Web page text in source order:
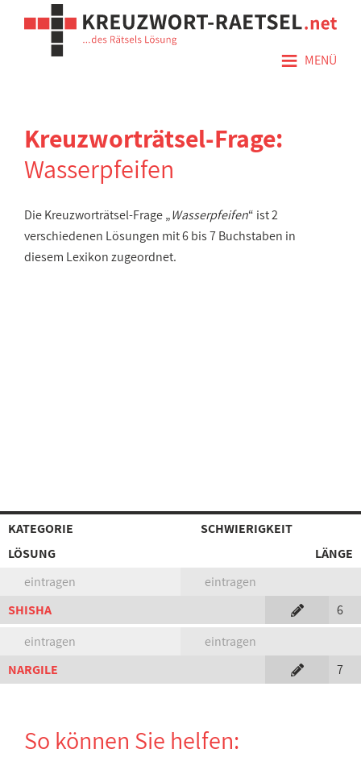
≡ MENÜ
Kreuzworträtsel-Frage:
Wasserpfeifen
Die Kreuzworträtsel-Frage „Wasserpfeifen“ ist 2
verschiedenen Lösungen mit 6 bis 7 Buchstaben in
diesem Lexikon zugeordnet.
KATEGORIE
SCHWIERIGKEIT
LÖSUNG
LÄNGE
eintragen
eintragen
SHISHA
6
eintragen
eintragen
NARGILE
7
So können Sie helfen: